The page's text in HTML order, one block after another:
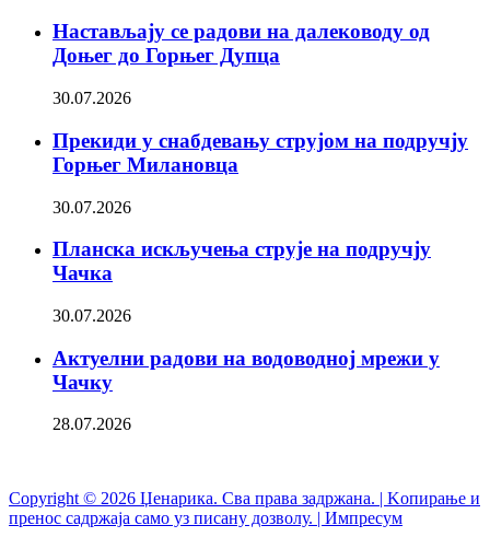
Настављају се радови на далеководу од
Доњег до Горњег Дупца
30.07.2026
Прекиди у снабдевању струјом на подручју
Горњег Милановца
30.07.2026
Планска искључења струје на подручју
Чачка
30.07.2026
Актуелни радови на водоводној мрежи у
Чачку
28.07.2026
Copyright © 2026 Џенарика. Сва права задржана. | Kопирање и
пренос садржаја само уз писану дозволу. | Импресум